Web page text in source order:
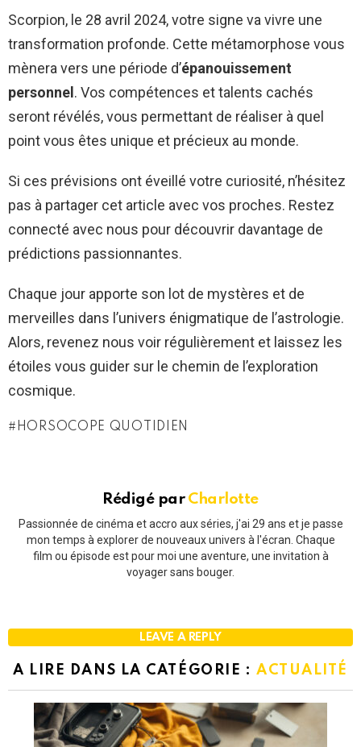
Scorpion, le 28 avril 2024, votre signe va vivre une
transformation profonde. Cette métamorphose vous
mènera vers une période d’épanouissement
personnel. Vos compétences et talents cachés
seront révélés, vous permettant de réaliser à quel
point vous êtes unique et précieux au monde.
Si ces prévisions ont éveillé votre curiosité, n’hésitez
pas à partager cet article avec vos proches. Restez
connecté avec nous pour découvrir davantage de
prédictions passionnantes.
Chaque jour apporte son lot de mystères et de
merveilles dans l’univers énigmatique de l’astrologie.
Alors, revenez nous voir régulièrement et laissez les
étoiles vous guider sur le chemin de l’exploration
cosmique.
HORSOCOPE QUOTIDIEN
Rédigé par Charlotte
Passionnée de cinéma et accro aux séries, j'ai 29 ans et je passe
mon temps à explorer de nouveaux univers à l'écran. Chaque
film ou épisode est pour moi une aventure, une invitation à
voyager sans bouger.
LEAVE A REPLY
A LIRE DANS LA CATÉGORIE : ACTUALITÉ